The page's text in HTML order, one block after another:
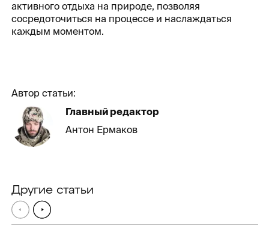
активного отдыха на природе, позволяя
сосредоточиться на процессе и наслаждаться
каждым моментом.
Автор статьи:
Главный редактор
Антон Ермаков
Другие статьи